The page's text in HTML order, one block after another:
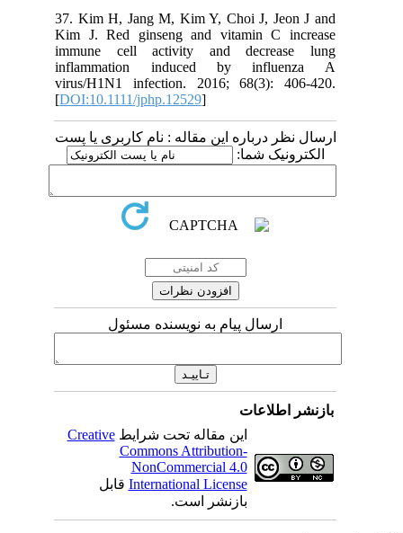
37. Kim H, Jang M, Kim Y, Choi J, Jeon J and
Kim J. Red ginseng and vitamin C increase
immune cell activity and decrease lung
inflammation induced by influenza A
virus/H1N1 infection. 2016; 68(3): 406-420.
[DOI:10.1111/jphp.12529
ارسال نظر درباره این مقاله : نام کاربری یا پست
الکترونیک شما:
ارسال پیام به نویسنده مسئول
بازنشر اطلاعات
این مقاله تحت شرایط Creative
Commons Attribution-
NonCommercial 4.0
International Licenseقابل
بازنشر است.